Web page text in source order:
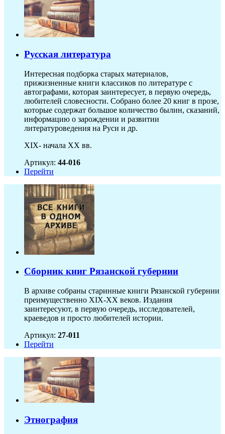
Русская литература
Интересная подборка старых материалов,
прижизненные книги классиков по литературе с
автографами, которая заинтересует, в первую очередь,
любителей словесности. Собрано более 20 книг в прозе,
которые содержат большое количество былин, сказаний,
информацию о зарождении и развитии
литературоведения на Руси и др.
XIX- начала XX вв.
Артикул: 44-016
Перейти
Сборник книг Рязанской губернии
В архиве собраны старинные книги Рязанской губернии
преимущественно XIX-ХХ веков. Издания
заинтересуют, в первую очередь, исследователей,
краеведов и просто любителей истории.
Артикул: 27-011
Перейти
Этнография